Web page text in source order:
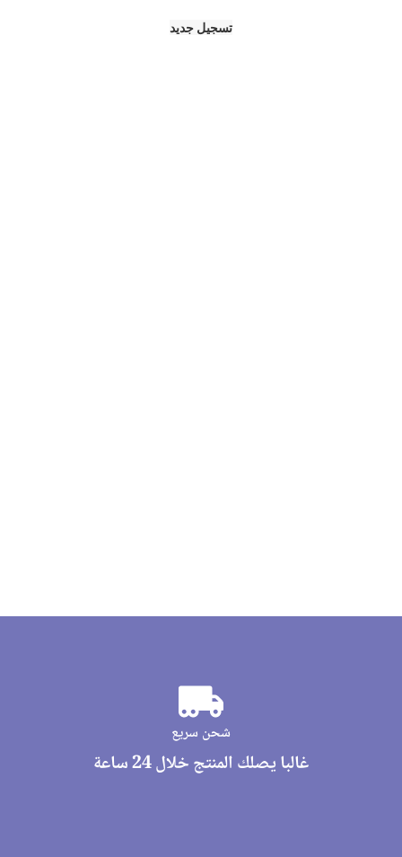
تسجيل جديد
شحن سريع
غالبا يصلك المنتج خلال 24 ساعة